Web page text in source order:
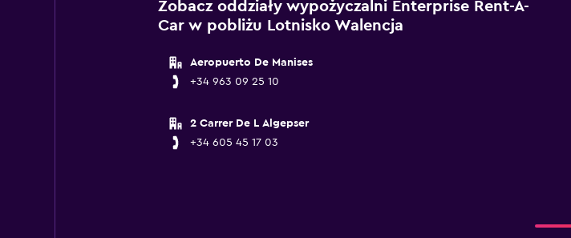
Zobacz oddziały wypożyczalni Enterprise Rent-A-
Car w pobliżu Lotnisko Walencja
Aeropuerto De Manises
+34 963 09 25 10
2 Carrer De L Algepser
+34 605 45 17 03